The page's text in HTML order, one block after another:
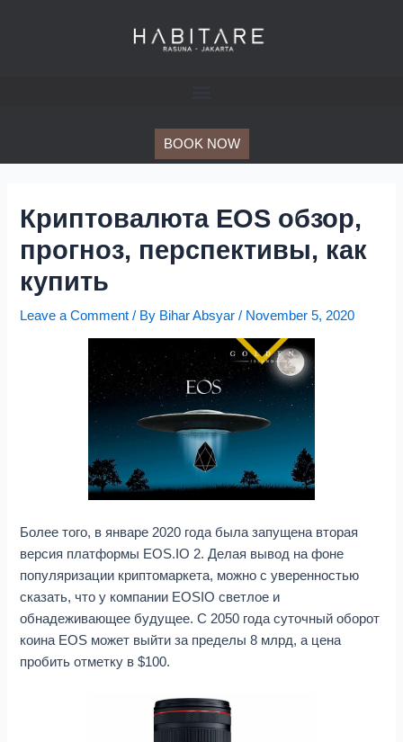
BOOK NOW
Криптовалюта EOS обзор,
прогноз, перспективы, как
купить
Leave a Comment / By Bihar Absyar/ November 5, 2020
Более того, в январе 2020 года была запущена вторая
версия платформы EOS.IO 2. Делая вывод на фоне
популяризации криптомаркета, можно с уверенностью
сказать, что у компании EOSIO светлое и
обнадеживающее будущее. С 2050 года суточный оборот
коина EOS может выйти за пределы 8 млрд, а цена
пробить отметку в $100.